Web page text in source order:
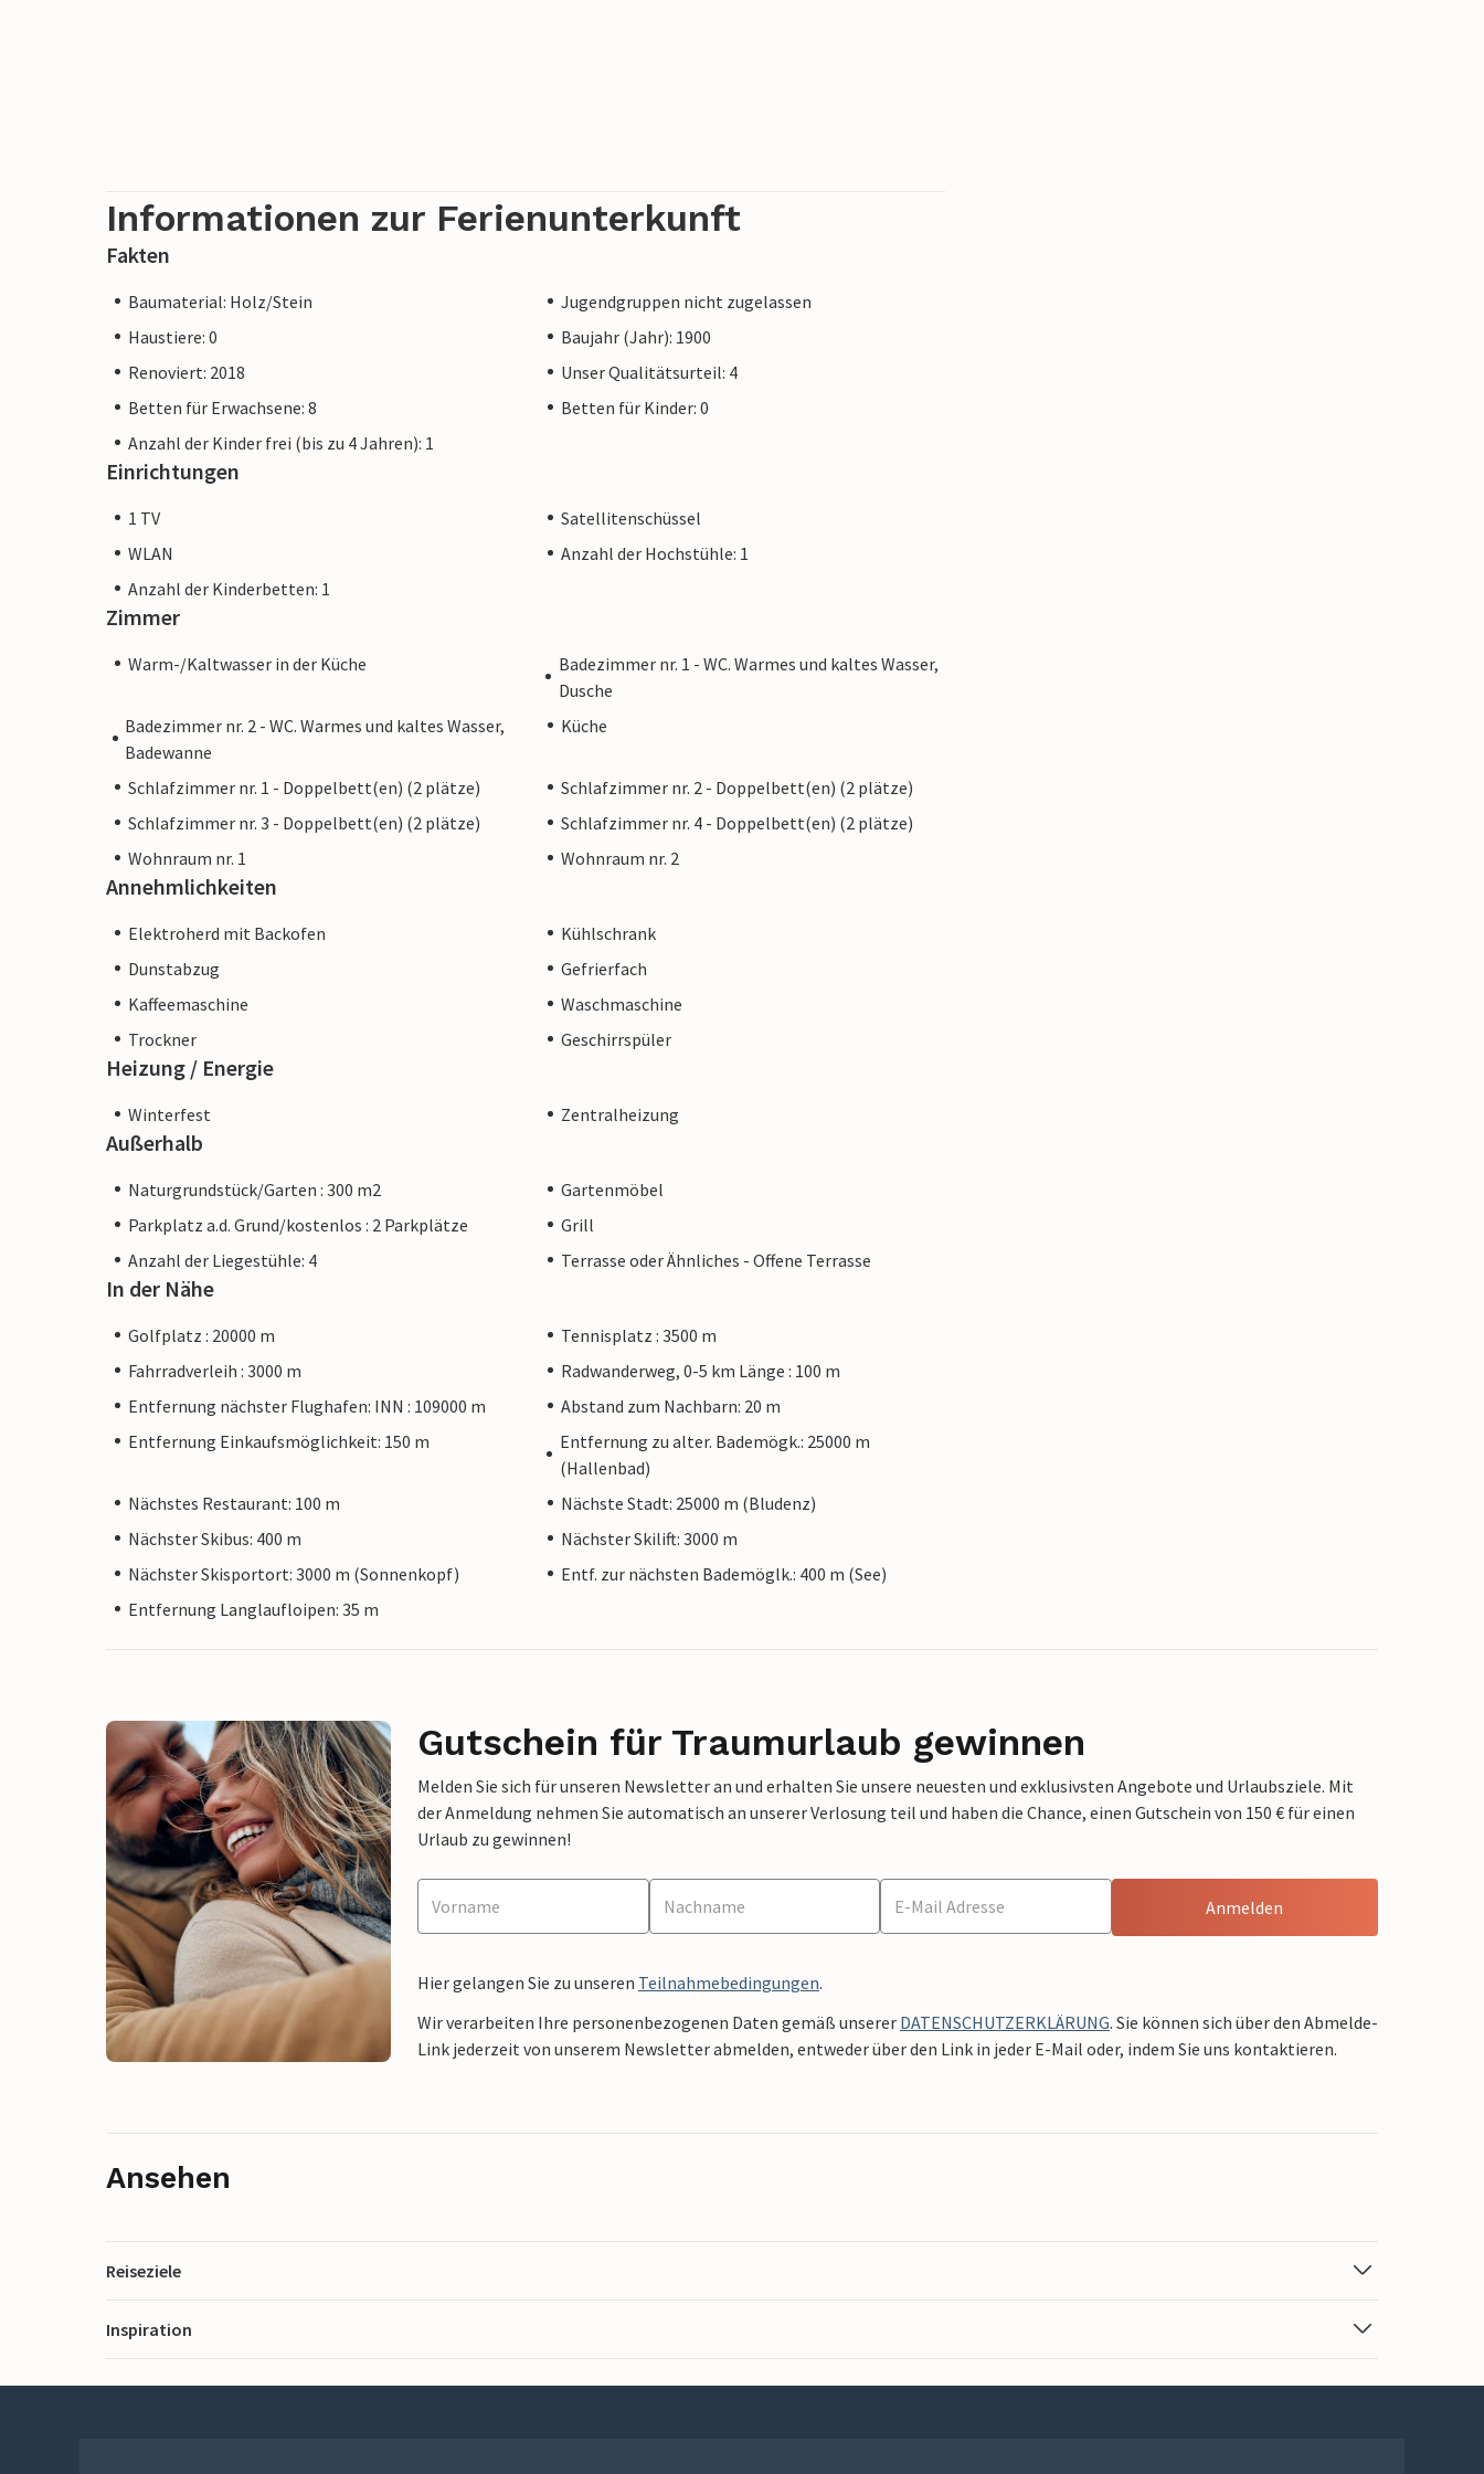
Informationen zur Ferienunterkunft
Fakten
Baumaterial: Holz/Stein
Jugendgruppen nicht zugelassen
Haustiere: 0
Baujahr (Jahr): 1900
Renoviert: 2018
Unser Qualitätsurteil: 4
Betten für Erwachsene: 8
Betten für Kinder: 0
Anzahl der Kinder frei (bis zu 4 Jahren): 1
Einrichtungen
1 TV
Satellitenschüssel
WLAN
Anzahl der Hochstühle: 1
Anzahl der Kinderbetten: 1
Zimmer
Warm-/Kaltwasser in der Küche
Badezimmer nr. 1 - WC. Warmes und kaltes Wasser,
Dusche
Badezimmer nr. 2 - WC. Warmes und kaltes Wasser,
Badewanne
Küche
Schlafzimmer nr. 1 - Doppelbett(en) (2 plätze)
Schlafzimmer nr. 2 - Doppelbett(en) (2 plätze)
Schlafzimmer nr. 3 - Doppelbett(en) (2 plätze)
Schlafzimmer nr. 4 - Doppelbett(en) (2 plätze)
Wohnraum nr. 1
Wohnraum nr. 2
Annehmlichkeiten
Elektroherd mit Backofen
Kühlschrank
Dunstabzug
Gefrierfach
Kaffeemaschine
Waschmaschine
Trockner
Geschirrspüler
Heizung / Energie
Winterfest Zentralheizung
Außerhalb
Naturgrundstück/Garten : 300 m2
Gartenmöbel
Parkplatz a.d. Grund/kostenlos : 2 Parkplätze
Grill
Anzahl der Liegestühle: 4
Terrasse oder Ähnliches - Offene Terrasse
In der Nähe
Golfplatz : 20000 m
Tennisplatz : 3500 m
Fahrradverleih : 3000 m
Radwanderweg, 0-5 km Länge : 100 m
Entfernung nächster Flughafen: INN : 109000 m
Abstand zum Nachbarn: 20 m
Entfernung Einkaufsmöglichkeit: 150 m
Entfernung zu alter. Bademögk.: 25000 m
(Hallenbad)
Nächstes Restaurant: 100 m
Nächste Stadt: 25000 m (Bludenz)
Nächster Skibus: 400 m
Nächster Skilift: 3000 m
Nächster Skisportort: 3000 m (Sonnenkopf)
Entf. zur nächsten Bademöglk.: 400 m (See)
Entfernung Langlaufloipen: 35 m
Gutschein für Traumurlaub gewinnen
Melden Sie sich für unseren Newsletter an und erhalten Sie unsere neuesten und exklusivsten Angebote und Urlaubsziele. Mit
der Anmeldung nehmen Sie automatisch an unserer Verlosung teil und haben die Chance, einen Gutschein von 150 € für einen
Urlaub zu gewinnen!
Anmelden
Hier gelangen Sie zu unseren Teilnahmebedingungen.
Wir verarbeiten Ihre personenbezogenen Daten gemäß unserer DATENSCHUTZERKLÄRUNG. Sie können sich über den Abmelde-
Link jederzeit von unserem Newsletter abmelden, entweder über den Link in jeder E-Mail oder, indem Sie uns kontaktieren.
Ansehen
Reiseziele
Inspiration